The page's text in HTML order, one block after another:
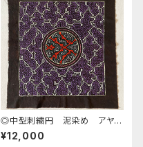
◎中型刺繍円 泥染め アヤワ
スカ10紫と白 縁縫加工 51x
46cm シピボ族の泥染め 先
¥12,000